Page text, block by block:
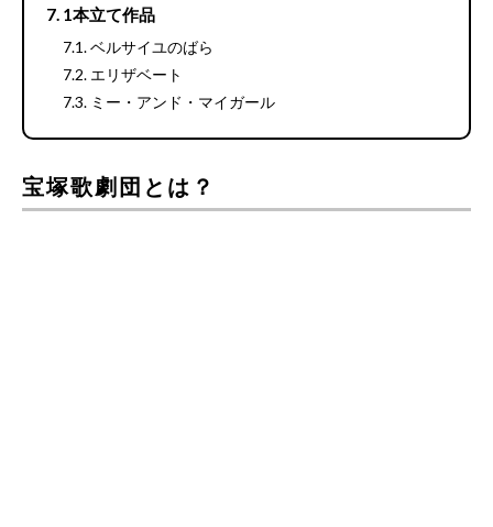
1本立て作品
ベルサイユのばら
エリザベート
ミー・アンド・マイガール
宝塚歌劇団とは？